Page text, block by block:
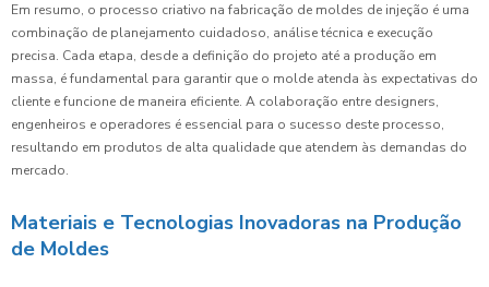
Em resumo, o processo criativo na fabricação de moldes de injeção é uma
combinação de planejamento cuidadoso, análise técnica e execução
precisa. Cada etapa, desde a definição do projeto até a produção em
massa, é fundamental para garantir que o molde atenda às expectativas do
cliente e funcione de maneira eficiente. A colaboração entre designers,
engenheiros e operadores é essencial para o sucesso deste processo,
resultando em produtos de alta qualidade que atendem às demandas do
mercado.
Materiais e Tecnologias Inovadoras na Produção
de Moldes